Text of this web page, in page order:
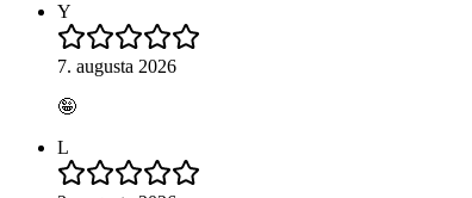
Y
7. augusta 2026
🤪
L